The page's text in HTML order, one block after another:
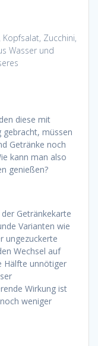
Zucchini,
Wasser und
diese mit
gebracht, müssen
Getränke noch
kann man also
genießen?
Getränkekarte
Varianten wie
ungezuckerte
Wechsel auf
Hälfte unnötiger
Wirkung ist
weniger